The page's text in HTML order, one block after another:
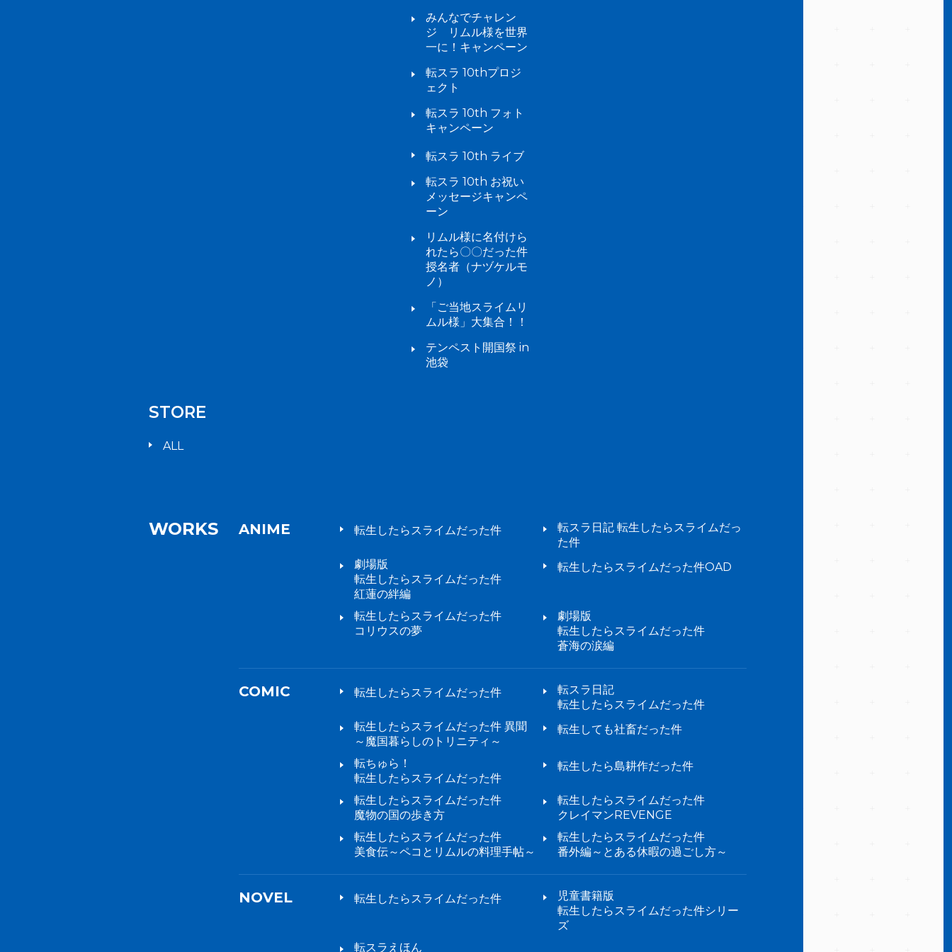
みんなでチャレン
ジ リムル様を世界
一に！キャンペーン
転スラ 10thプロジ
ェクト
転スラ 10th フォト
キャンペーン
転スラ 10th ライブ
転スラ 10th お祝い
メッセージキャンペ
ーン
リムル様に名付けら
れたら〇〇だった件
授名者（ナヅケルモ
ノ）
「ご当地スライムリ
ムル様」大集合！！
テンペスト開国祭 in
池袋
STORE
ALL
WORKS ANIME 転生したらスライムだった件
転スラ日記 転生したらスライムだっ
た件
劇場版
転生したらスライムだった件
紅蓮の絆編
転生したらスライムだった件OAD
転生したらスライムだった件
コリウスの夢
劇場版
転生したらスライムだった件
蒼海の涙編
COMIC 転生したらスライムだった件
転スラ日記
転生したらスライムだった件
転生したらスライムだった件 異聞
～魔国暮らしのトリニティ～
転生しても社畜だった件
転ちゅら！
転生したらスライムだった件
転生したら島耕作だった件
転生したらスライムだった件
魔物の国の歩き方
転生したらスライムだった件
クレイマンREVENGE
転生したらスライムだった件
美食伝～ペコとリムルの料理手帖～
転生したらスライムだった件
番外編～とある休暇の過ごし方～
NOVEL 転生したらスライムだった件
児童書籍版
転生したらスライムだった件シリー
ズ
転スラえほん